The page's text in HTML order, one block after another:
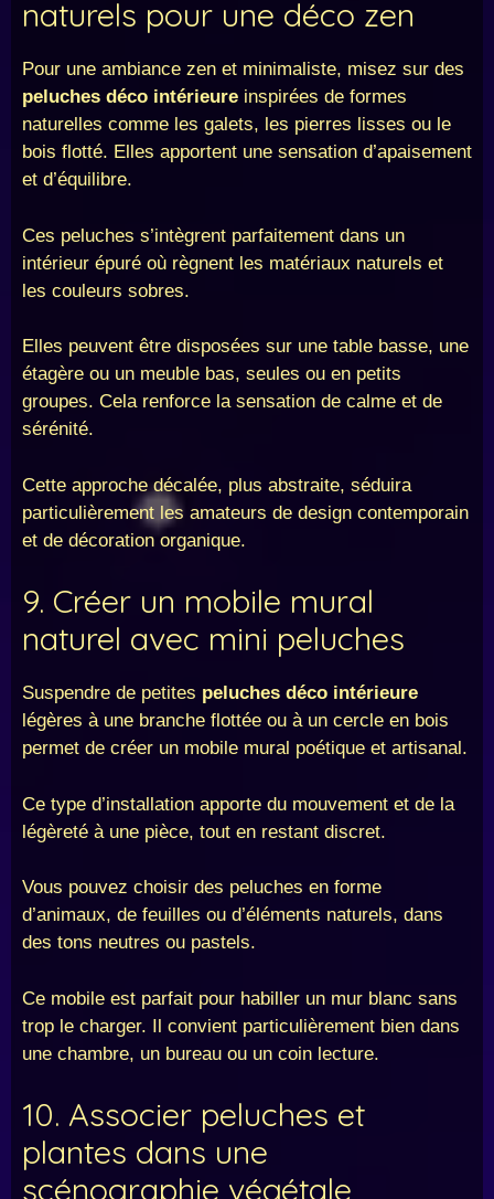
naturels pour une déco zen
Pour une ambiance zen et minimaliste, misez sur des
peluches déco intérieure inspirées de formes
naturelles comme les galets, les pierres lisses ou le
bois flotté. Elles apportent une sensation d’apaisement
et d’équilibre.
Ces peluches s’intègrent parfaitement dans un
intérieur épuré où règnent les matériaux naturels et
les couleurs sobres.
Elles peuvent être disposées sur une table basse, une
étagère ou un meuble bas, seules ou en petits
groupes. Cela renforce la sensation de calme et de
sérénité.
Cette approche décalée, plus abstraite, séduira
particulièrement les amateurs de design contemporain
et de décoration organique.
9. Créer un mobile mural
naturel avec mini peluches
Suspendre de petites peluches déco intérieure
légères à une branche flottée ou à un cercle en bois
permet de créer un mobile mural poétique et artisanal.
Ce type d’installation apporte du mouvement et de la
légèreté à une pièce, tout en restant discret.
Vous pouvez choisir des peluches en forme
d’animaux, de feuilles ou d’éléments naturels, dans
des tons neutres ou pastels.
Ce mobile est parfait pour habiller un mur blanc sans
trop le charger. Il convient particulièrement bien dans
une chambre, un bureau ou un coin lecture.
10. Associer peluches et
plantes dans une
scénographie végétale